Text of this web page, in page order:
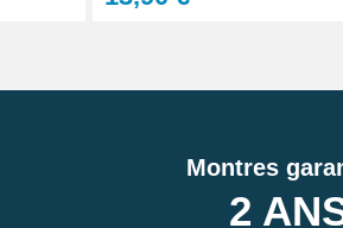
Montres
2